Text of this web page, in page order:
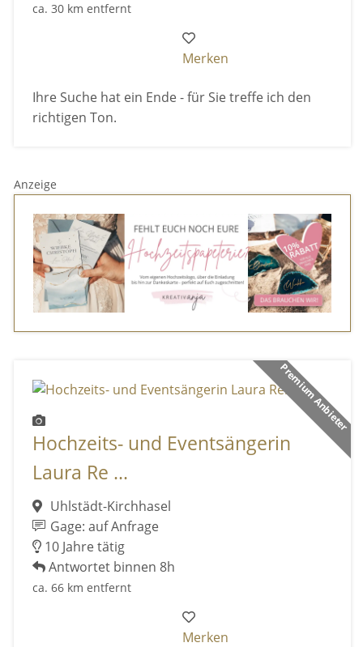
ca. 30 km entfernt
Merken
Ihre Suche hat ein Ende - für Sie treffe ich den
richtigen Ton.
Anzeige
Premium Anbieter
Hochzeits- und Eventsängerin
Laura Re ...
Uhlstädt-Kirchhasel
Gage: auf Anfrage
10 Jahre tätig
Antwortet binnen 8h
ca. 66 km entfernt
Merken